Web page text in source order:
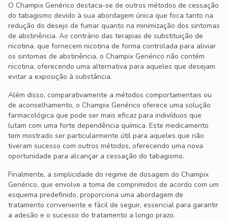
O Champix Genérico destaca-se de outros métodos de cessação
do tabagismo devido à sua abordagem única que foca tanto na
redução do desejo de fumar quanto na minimização dos sintomas
de abstinência. Ao contrário das terapias de substituição de
nicotina, que fornecem nicotina de forma controlada para aliviar
os sintomas de abstinência, o Champix Genérico não contém
nicotina, oferecendo uma alternativa para aqueles que desejam
evitar a exposição à substância.
Além disso, comparativamente a métodos comportamentais ou
de aconselhamento, o Champix Genérico oferece uma solução
farmacológica que pode ser mais eficaz para indivíduos que
lutam com uma forte dependência química. Este medicamento
tem mostrado ser particularmente útil para aqueles que não
tiveram sucesso com outros métodos, oferecendo uma nova
oportunidade para alcançar a cessação do tabagismo.
Finalmente, a simplicidade do regime de dosagem do Champix
Genérico, que envolve a toma de comprimidos de acordo com um
esquema predefinido, proporciona uma abordagem de
tratamento conveniente e fácil de seguir, essencial para garantir
a adesão e o sucesso do tratamento a longo prazo.